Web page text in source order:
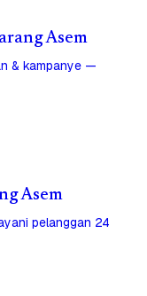
Asem
& kampanye —
Asem
pelanggan 24